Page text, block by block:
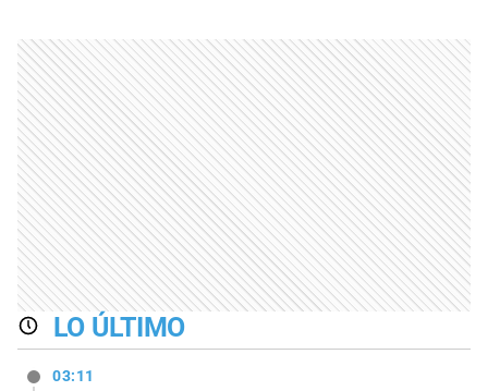
LO ÚLTIMO
03:11